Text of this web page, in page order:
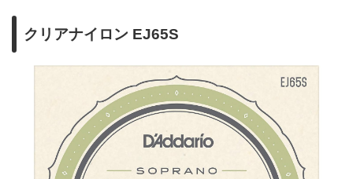
クリアナイロン EJ65S